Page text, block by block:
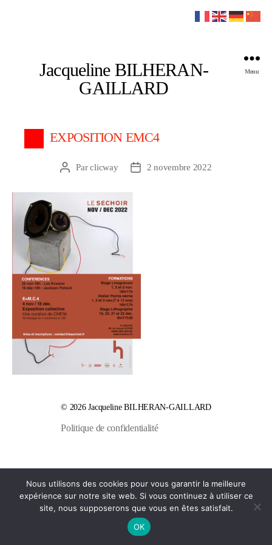
Jacqueline BILHERAN-
GAILLARD
Menu
EXPOSITION EMC4
Auteur
Parclicway
Date2 novembre 2022
© 2026Jacqueline BILHERAN-GAILLARD
Politique de confidentialité
Nous utilisons des cookies pour vous garantir la meilleure
expérience sur notre site web. Si vous continuez à utiliser ce
site, nous supposerons que vous en êtes satisfait.
OK